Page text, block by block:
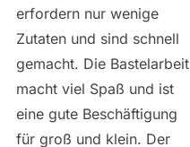
erfordern nur wenige
Zutaten und sind schnell
gemacht. Die Bastelarbeit
macht viel Spaß und ist
eine gute Beschäftigung
für groß und klein. Der